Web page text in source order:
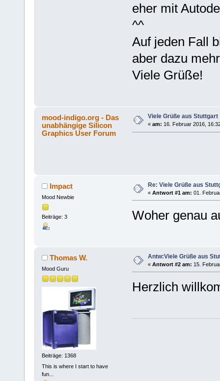
eher mit
^^
Auf jeden Fall
aber dazu
Viele Grüße!
mood-indigo.org - Das
unabhängige Silicon
Graphics User Forum
Viele Grüße aus Stuttgart
« am: 16. Februar 2016,
Impact
Mood Newbie
Beiträge: 3
Re: Viele Grüße aus
« Antwort #1 am: 01.
Woher genau
Thomas W.
Mood Guru
Beiträge: 1368
This is where I start to have
fun...
Antw:Viele Grüße aus
« Antwort #2 am: 15.
Herzlich